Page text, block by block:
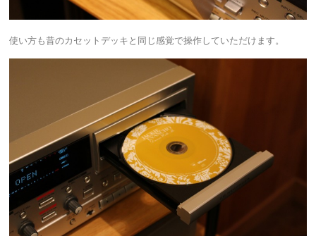
使い方も昔のカセットデッキと同じ感覚で操作していただけます。